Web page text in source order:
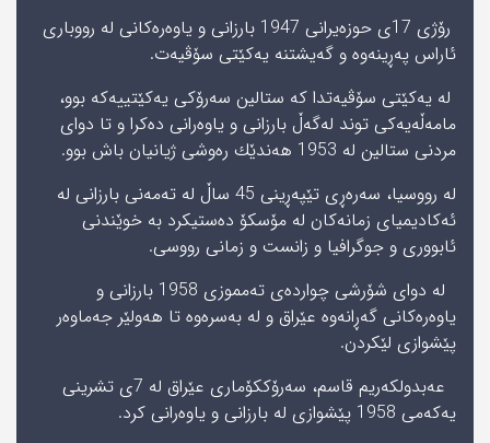
رۆژى 17ى حوزه‌یرانى 1947 بارزانى و یاوه‌ره‌كانى له‌ رووبارى
ئاراس په‌ڕینه‌وه‌ و گه‌یشتنه‌ یه‌كێتى سۆڤیه‌ت.
له‌ یه‌كێتى سۆڤیه‌تدا كه‌ ستالین سه‌رۆكى یه‌كێتییه‌كه‌ بوو،
مامه‌ڵه‌یه‌كى توند له‌گه‌ڵ بارزانى و یاوه‌رانى ده‌كرا و تا دواى
مردنى ستالین له‌ 1953 هه‌ندێك ره‌وشى ژیانیان باش بوو.
له‌ رووسیا، سه‌ره‌ڕى تێپه‌ڕینى 45 ساڵ له‌ ته‌مه‌نى بارزانى له‌
ئه‌كادیمیاى زمانه‌كان له‌ مۆسكۆ ده‌ستیكرد به‌ خوێندنى
ئابوورى و جوگرافیا و زانست و زمانى رووسى.
له‌ دواى شۆرشى چوارده‌ى ته‌مموزى 1958 بارزانى و
یاوه‌ره‌كانى گه‌ڕانه‌وه‌ عێراق و له‌ به‌سره‌وه‌ تا هه‌ولێر جه‌ماوه‌ر
پێشوازى لێكردن.
عه‌بدولكه‌ریم قاسم، سه‌رۆككۆمارى عێراق له‌ 7ى تشرینى
یه‌كه‌مى 1958 پێشوازى له‌ بارزانى و یاوه‌رانى كرد.